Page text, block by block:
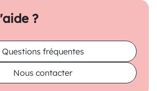
?
Questions fréquentes
Nous contacter